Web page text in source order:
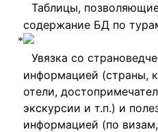
Таблицы,
содержание БД по
Увязка со
информацией (страны,
отели,
экскурсии и т.п.) и
информацией (по